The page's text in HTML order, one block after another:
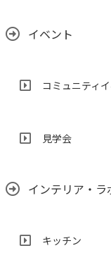
イベント
コミュニティ
見学会
インテリア・ラ
キッチン